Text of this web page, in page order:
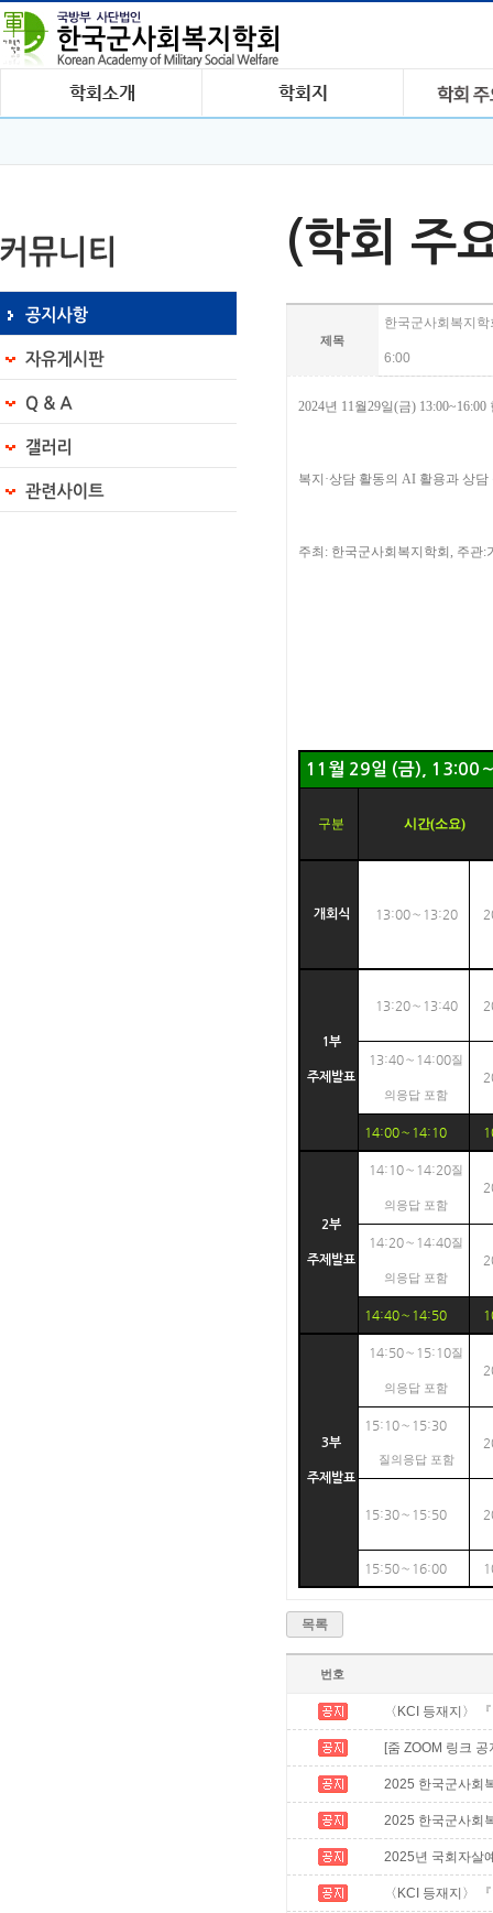
(학회 주
제목
한국군사회복지
6:00
2024년 11월29일(금)
복지·상담 활동의 AI 활용과 상담
주최: 한국군사회복지학회, 주관:
11월 29일 (금), 13:00
구분 시간(소요)
개회식 13:00～13:20
1부
주제발표
13:20～13:40
13:40～14:00질
의응답 포함
14:00～14:10
2부
주제발표
14:10～14:20질
의응답 포함
14:20～14:40질
의응답 포함
14:40～14:50
3부
주제발표
14:50～15:10질
의응답 포함
15:10～15:30
질의응답 포함
15:30～15:50
15:50～16:00
목록
번호
〈KCI 등재지〉
[줌 ZOOM 링크
2025 한국군사회
2025 한국군사회
2025년 국회자살
〈KCI 등재지〉